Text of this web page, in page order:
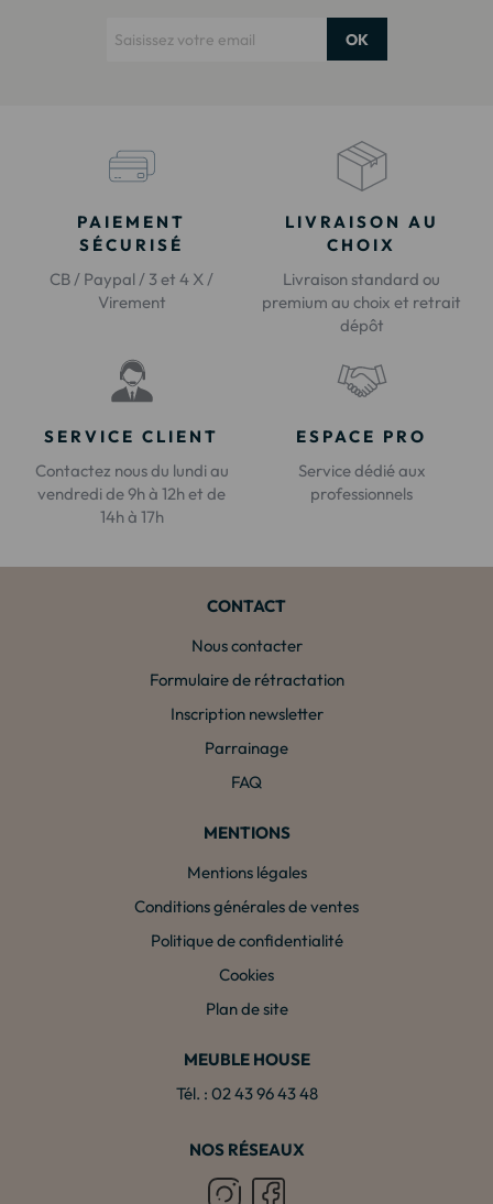
OK
PAIEMENT
SÉCURISÉ
CB / Paypal / 3 et 4 X /
Virement
LIVRAISON AU
CHOIX
Livraison standard ou
premium au choix et retrait
dépôt
SERVICE CLIENT
Contactez nous du lundi au
vendredi de 9h à 12h et de
14h à 17h
ESPACE PRO
Service dédié aux
professionnels
CONTACT
Nous contacter
Formulaire de rétractation
Inscription newsletter
Parrainage
FAQ
MENTIONS
Mentions légales
Conditions générales de ventes
Politique de confidentialité
Cookies
Plan de site
MEUBLE HOUSE
Tél. : 02 43 96 43 48
NOS RÉSEAUX